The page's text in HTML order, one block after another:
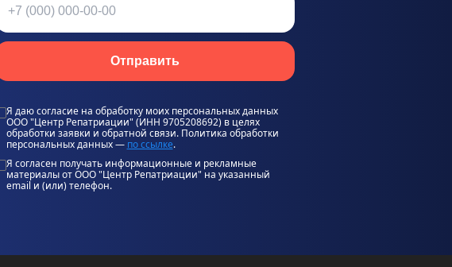
Отправить
Я даю согласие на обработку моих персональных данных
ООО "Центр Репатриации" (ИНН 9705208692) в целях
обработки заявки и обратной связи. Политика обработки
персональных данных — по ссылке.
Я согласен получать информационные и рекламные
материалы от ООО "Центр Репатриации" на указанный
email и (или) телефон.